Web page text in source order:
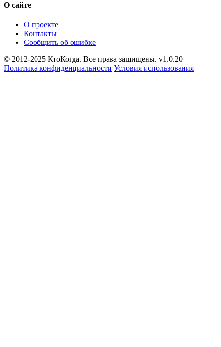
О сайте
О проекте
Контакты
Сообщить об ошибке
© 2012-2025 КтоКогда. Все права защищены. v1.0.20
Политика конфиденциальности Условия использования